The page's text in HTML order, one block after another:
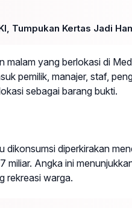
Tumpukan Kertas Jadi
yang berlokasi di
pemilik, manajer, staf,
sebagai barang bukti.
diperkirakan
miliar. Angka ini
rekreasi warga.